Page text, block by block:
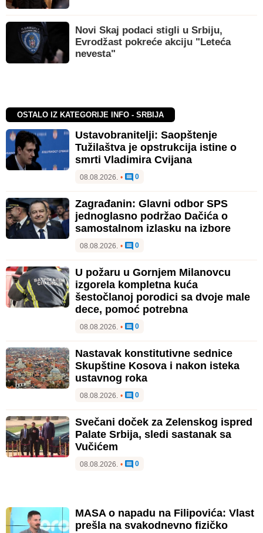
Novi Skaj podaci stigli u Srbiju,
Evrodžast pokreće akciju "Leteća
nevesta"
OSTALO IZ KATEGORIJE INFO - SRBIJA
Ustavobranitelji: Saopštenje
Tužilaštva je opstrukcija istine o
smrti Vladimira Cvijana
08.08.2026. • 0
Zagrađanin: Glavni odbor SPS
jednoglasno podržao Dačića o
samostalnom izlasku na izbore
08.08.2026. • 0
U požaru u Gornjem Milanovcu
izgorela kompletna kuća
šestočlanoj porodici sa dvoje male
dece, pomoć potrebna
08.08.2026. • 0
Nastavak konstitutivne sednice
Skupštine Kosova i nakon isteka
ustavnog roka
08.08.2026. • 0
Svečani doček za Zelenskog ispred
Palate Srbija, sledi sastanak sa
Vučićem
08.08.2026. • 0
MASA o napadu na Filipovića: Vlast
prešla na svakodnevno fizičko